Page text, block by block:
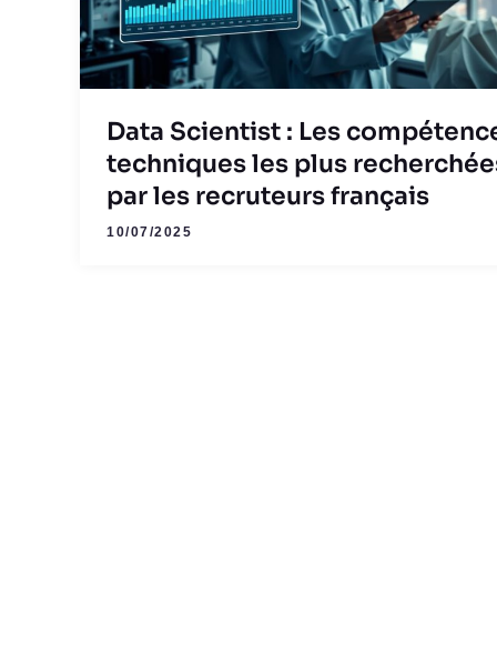
Data Scientist : Les
techniques les plus
par les recruteurs français
10/07/2025